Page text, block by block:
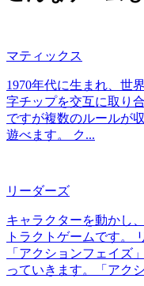
マティックス
1970年代に生まれ、世
字チップを交互に取り
ですが複数のルールが
遊べます。 ク...
リーダーズ
キャラクターを動かし
トラクトゲームです。
「アクションフェイズ
っていきます。「アク